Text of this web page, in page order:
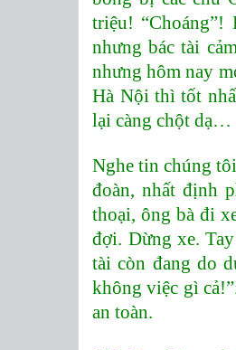
triệu!
nhưng bác tài
nhưng hôm nay
Hà Nội thì tốt
lại càng chột dạ…
Nghe tin chúng
đoàn, nhất định
thoại, ông bà đi
đợi. Dừng xe.
tài còn đang do
không việc gì
an toàn.